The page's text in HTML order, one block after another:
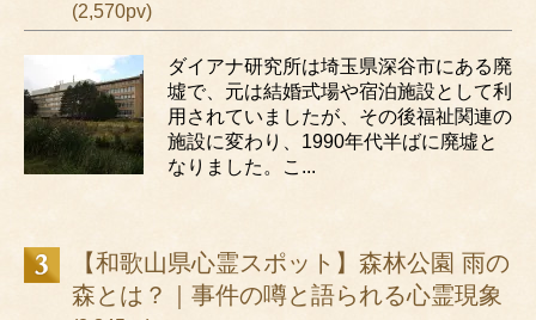
(2,570pv)
ダイアナ研究所は埼玉県深谷市にある廃
墟で、元は結婚式場や宿泊施設として利
用されていましたが、その後福祉関連の
施設に変わり、1990年代半ばに廃墟と
なりました。こ...
【和歌山県心霊スポット】森林公園 雨の
森とは？｜事件の噂と語られる心霊現象